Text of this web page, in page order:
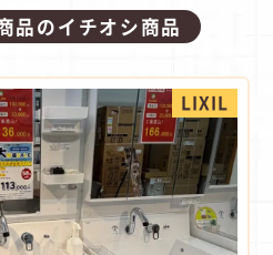
品のイチオシ商品
LIXIL